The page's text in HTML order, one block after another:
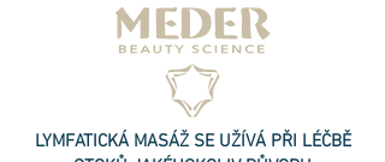
LYMFATICKÁ MASÁŽ SE UŽÍVÁ PŘI LÉČBĚ